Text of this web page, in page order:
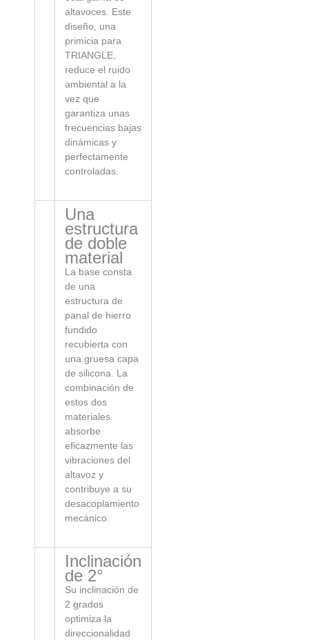
altavoces. Este
diseño, una
primicia para
TRIANGLE,
reduce el ruido
ambiental a la
vez que
garantiza unas
frecuencias bajas
dinámicas y
perfectamente
controladas.
Una
estructura
de doble
material
La base consta
de una
estructura de
panal de hierro
fundido
recubierta con
una gruesa capa
de silicona. La
combinación de
estos dos
materiales
absorbe
eficazmente las
vibraciones del
altavoz y
contribuye a su
desacoplamiento
mecánico.
Inclinación
de 2°
Su inclinación de
2 grados
optimiza la
direccionalidad